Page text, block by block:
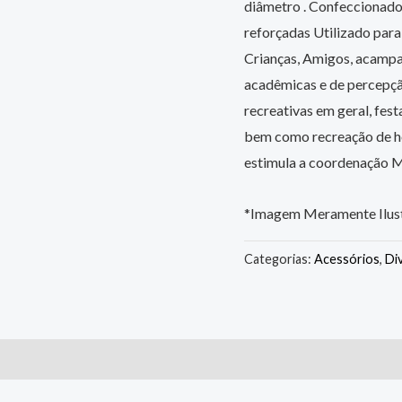
diâmetro .
reforçadas Utilizado
Crianças, Amigos,
acadêmicas e de
recreativas em geral,
bem como recreação de
estimula a coordenação
*Imagem Meramente
Categorias: Acessórios,